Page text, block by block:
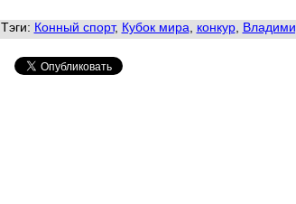
Тэги: Конный спорт, Кубок мира конкур,